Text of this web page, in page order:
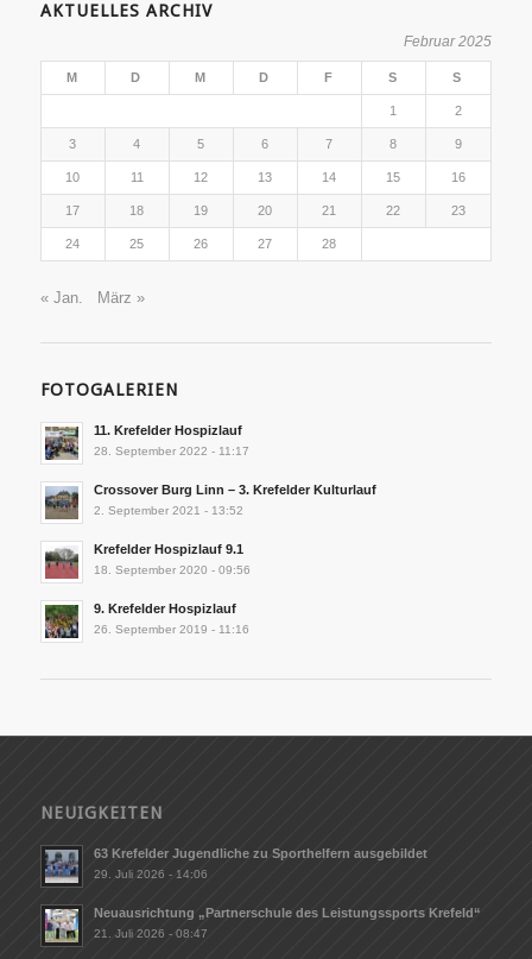
AKTUELLES ARCHIV
Februar 2025
M D M D F S S
1 2
3 4 5 6 7 8 9
10 11 12 13 14 15 16
17 18 19 20 21 22 23
24 25 26 27 28
« Jan. März »
FOTOGALERIEN
11. Krefelder Hospizlauf
28. September 2022 - 11:17
Crossover Burg Linn – 3. Krefelder Kulturlauf
2. September 2021 - 13:52
Krefelder Hospizlauf 9.1
18. September 2020 - 09:56
9. Krefelder Hospizlauf
26. September 2019 - 11:16
NEUIGKEITEN
63 Krefelder Jugendliche zu Sporthelfern ausgebildet
29. Juli 2026 - 14:06
Neuausrichtung „Partnerschule des Leistungssports Krefeld“
21. Juli 2026 - 08:47